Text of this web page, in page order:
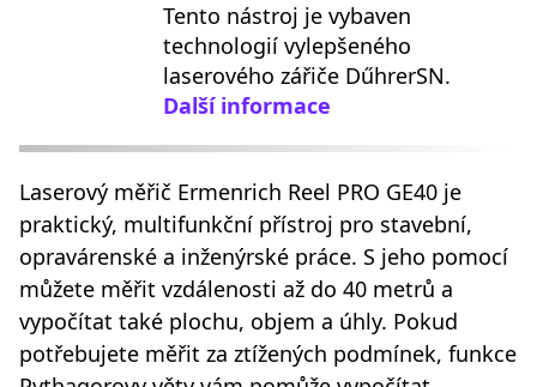
Tento nástroj je vybaven
technologií vylepšeného
laserového zářiče DűhrerSN.
Další informace
Laserový měřič Ermenrich Reel PRO GE40 je
praktický, multifunkční přístroj pro stavební,
opravárenské a inženýrské práce. S jeho pomocí
můžete měřit vzdálenosti až do 40 metrů a
vypočítat také plochu, objem a úhly. Pokud
potřebujete měřit za ztížených podmínek, funkce